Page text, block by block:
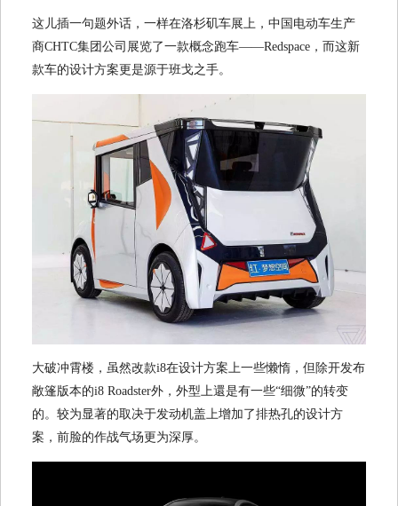
这儿插一句题外话，一样在洛杉矶车展上，中国电动车生产
商CHTC集团公司展览了一款概念跑车——Redspace，而这新
款车的设计方案更是源于班戈之手。
大破冲霄楼，虽然改款i8在设计方案上一些懒惰，但除开发布
敞篷版本的i8 Roadster外，外型上還是有一些“细微”的转变
的。较为显著的取决于发动机盖上增加了排热孔的设计方
案，前脸的作战气场更为深厚。